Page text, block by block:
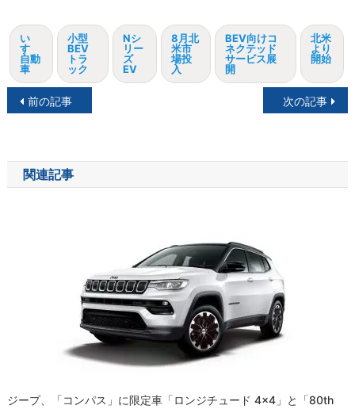
い
すゞ
自動
車
小型
BEV
トラ
ック
Nシ
リー
ズ
EV
8月北
米市
場投
入
BEV向けコ
ネクテッド
サービス展
開
北米
より
開始
投
ナ
ビ
前の記事 次の記事
関連記事
ジープ、「コンパス」に限定車「ロンジチュード 4×4」と「80th